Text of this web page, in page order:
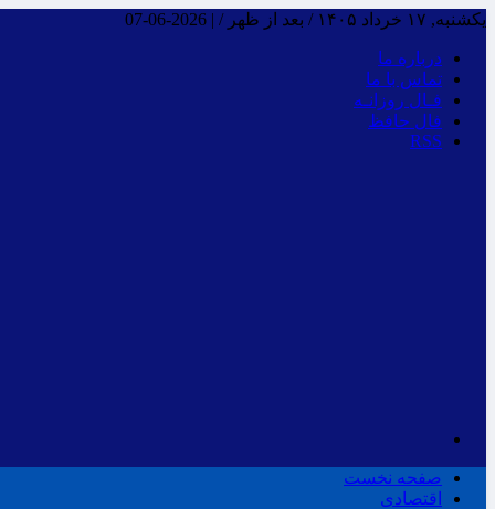
یکشنبه, ۱۷ خرداد ۱۴۰۵ / بعد از ظهر / |
2026-06-07
درباره ما
تماس با ما
فـال روزانـه
فال حافظ
RSS
صفحه نخست
اقتصادی